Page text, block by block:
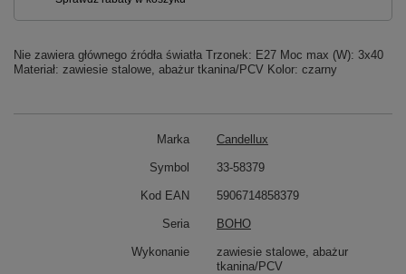
Nie zawiera głównego źródła światła Trzonek: E27 Moc max (W): 3x40
Materiał: zawiesie stalowe, abażur tkanina/PCV Kolor: czarny
Marka Candellux
Symbol 33-58379
Kod EAN 5906714858379
Seria BOHO
Wykonanie
zawiesie stalowe, abażur
tkanina/PCV